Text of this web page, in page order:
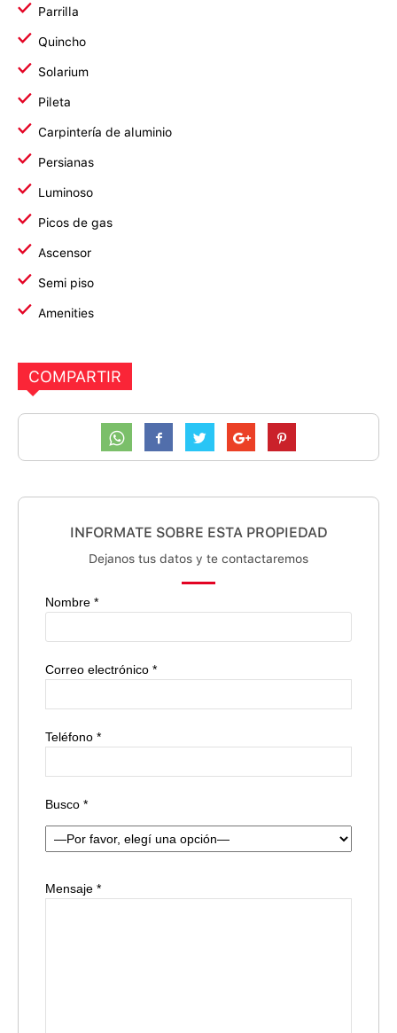
Parrilla
Quincho
Solarium
Pileta
Carpintería de aluminio
Persianas
Luminoso
Picos de gas
Ascensor
Semi piso
Amenities
COMPARTIR
INFORMATE SOBRE ESTA PROPIEDAD
Dejanos tus datos y te contactaremos
Nombre *
Correo electrónico *
Teléfono *
Busco *
Mensaje *